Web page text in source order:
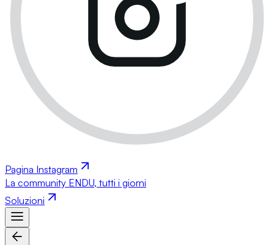
Pagina Instagram
La community ENDU, tutti i giorni
Soluzioni